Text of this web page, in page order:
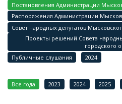
Постановления Администрации
Распоряжения Администрации
Совет народных депутатов
Проекты решений Совета
городского
Публичные слушания
2024
Все года 2023 2024 2025